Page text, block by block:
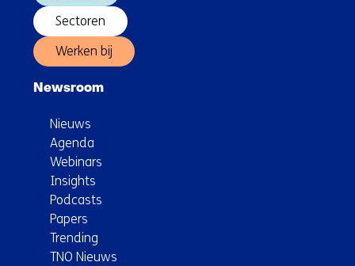
Sectoren
Werken bij
Newsroom
Nieuws
Agenda
Webinars
Insights
Podcasts
Papers
Trending
TNO Nieuws